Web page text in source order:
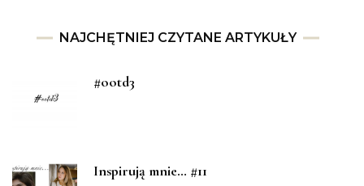
NAJCHĘTNIEJ CZYTANE ARTYKUŁY
#ootd3
Inspirują mnie… #11